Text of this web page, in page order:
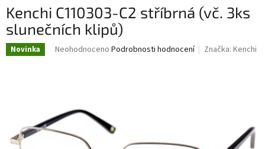
Kenchi C110303-C2 stříbrná (vč. 3ks
slunečních klipů)
Novinka
Průměrné
5
hvězdiček.
Neohodnoceno Podrobnosti hodnocení Značka:Kenchi